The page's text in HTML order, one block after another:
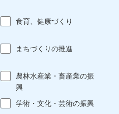
食育、健康づくり
まちづくりの推進
農林水産業・畜産業の振
興
学術・文化・芸術の振興